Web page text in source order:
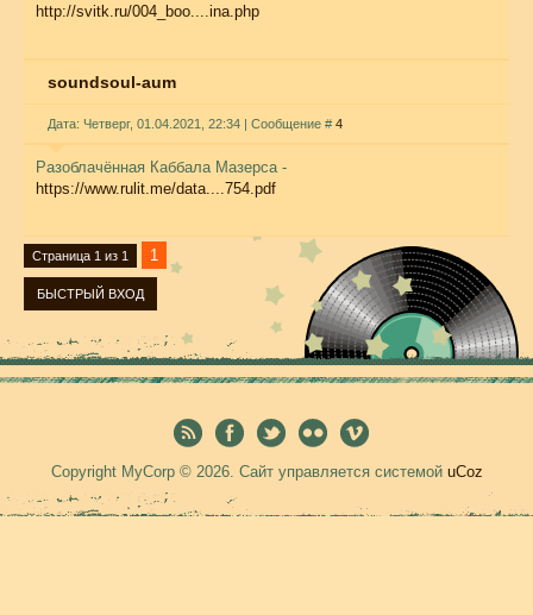
http://svitk.ru/004_boo....ina.php
soundsoul-aum
Дата: Четверг, 01.04.2021, 22:34 | Сообщение # 4
Разоблачённая Каббала Мазерса -
https://www.rulit.me/data....754.pdf
Страница 1 из 1 1
Copyright MyCorp © 2026. Сайт управляется системой uCoz